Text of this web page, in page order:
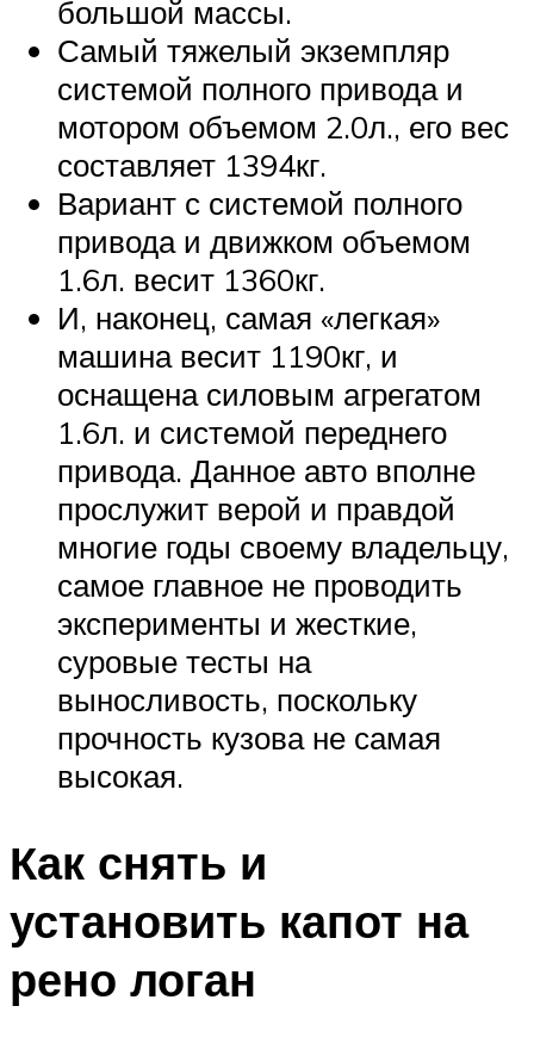
большой массы.
Самый тяжелый экземпляр
системой полного привода и
мотором объемом 2.0л., его вес
составляет 1394кг.
Вариант с системой полного
привода и движком объемом
1.6л. весит 1360кг.
И, наконец, самая «легкая»
машина весит 1190кг, и
оснащена силовым агрегатом
1.6л. и системой переднего
привода. Данное авто вполне
прослужит верой и правдой
многие годы своему владельцу,
самое главное не проводить
эксперименты и жесткие,
суровые тесты на
выносливость, поскольку
прочность кузова не самая
высокая.
Как снять и
установить капот на
рено логан